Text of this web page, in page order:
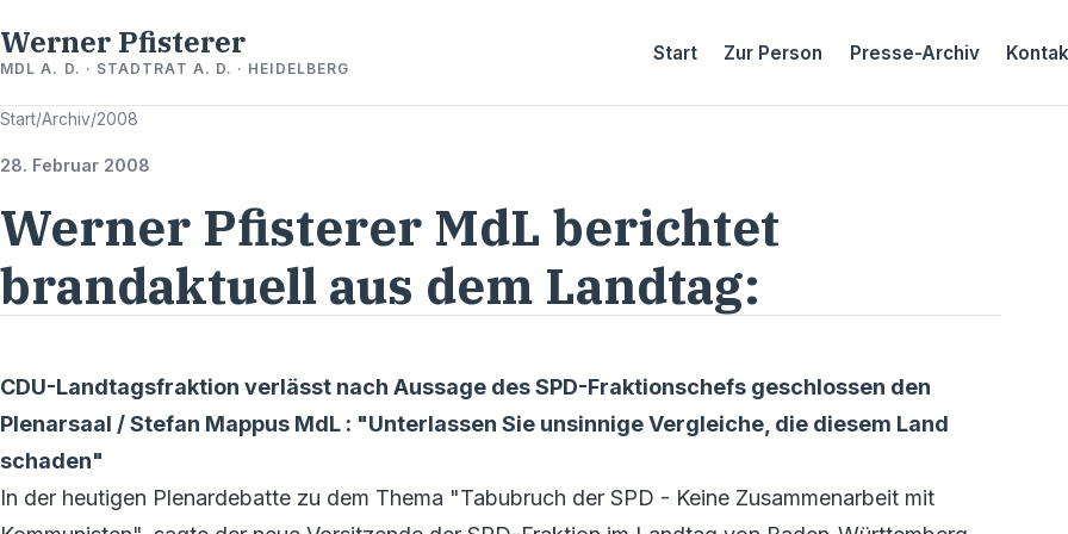
Werner Pfisterer
MDL A. D. · STADTRAT A. D. · HEIDELBERG
Start Zur Person Presse-Archiv
Start/Archiv/2008
28. Februar 2008
Werner Pfisterer MdL berichtet
brandaktuell aus dem Landtag:
CDU-Landtagsfraktion verlässt nach Aussage des SPD-Fraktionschefs geschlossen den
Plenarsaal / Stefan Mappus MdL : "Unterlassen Sie unsinnige Vergleiche, die diesem Land
schaden"
In der heutigen Plenardebatte zu dem Thema "Tabubruch der SPD - Keine Zusammenarbeit mit